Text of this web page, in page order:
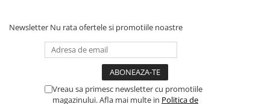
Newsletter Nu rata ofertele si promotiile noastre
Vreau sa primesc newsletter cu promotiile
magazinului. Afla mai multe in Politica de